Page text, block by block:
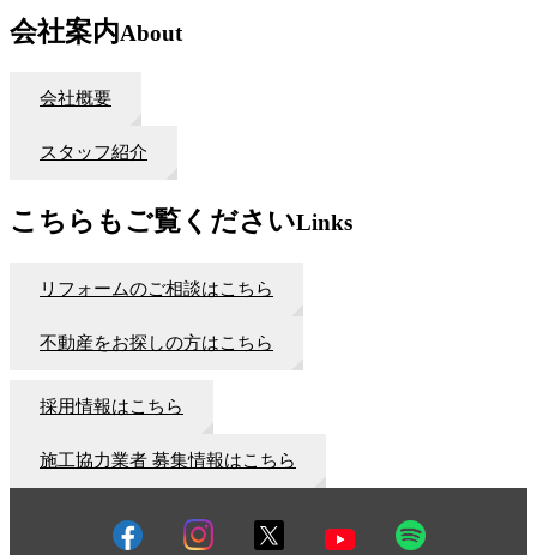
会社案内About
会社概要
スタッフ紹介
こちらもご覧くださいLinks
リフォームのご相談はこちら
不動産をお探しの方はこちら
採用情報はこちら
施工協力業者 募集情報はこちら